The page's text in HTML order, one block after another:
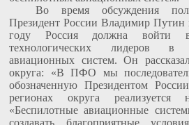
Во время обсуждения
Президент России Владимир Путин
году Россия должна войти
технологических лидеров в
авиационных систем. Он
округа: «В ПФО мы
обозначенную Президентом
регионах округа реализуется
«Беспилотные авиационные
создавать благоприятные